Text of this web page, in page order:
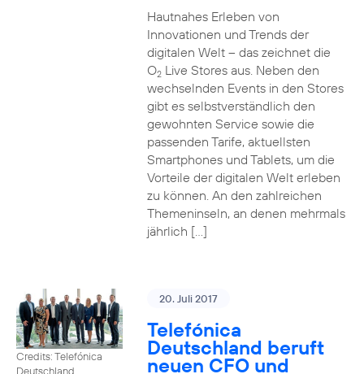
Hautnahes Erleben von
Innovationen und Trends der
digitalen Welt – das zeichnet die
O2Live Stores aus. Neben den
wechselnden Events in den Stores
gibt es selbstverständlich den
gewohnten Service sowie die
passenden Tarife, aktuellsten
Smartphones und Tablets, um die
Vorteile der digitalen Welt erleben
zu können. An den zahlreichen
Themeninseln, an denen mehrmals
jährlich […]
Credits: Telefónica
Deutschland
20. Juli 2017
Telefónica
Deutschland beruft
neuen CFO und